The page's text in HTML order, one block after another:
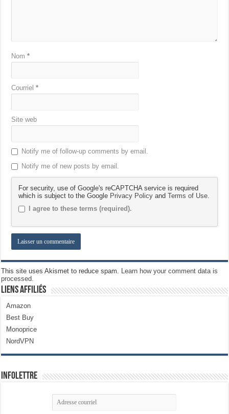
Nom*
Courriel*
Site web
Notify me of follow-up comments by email.
Notify me of new posts by email.
For security, use of Google's reCAPTCHA service is required
which is subject to the Google Privacy Policy andTerms of Use.
I agree to these terms (required).
This site uses Akismet to reduce spam. Learn how your comment data is
processed.
Liens Affiliés
Amazon
Best Buy
Monoprice
NordVPN
Infolettre